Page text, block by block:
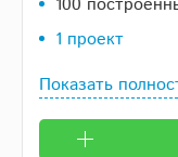
100
1 проект
Показать